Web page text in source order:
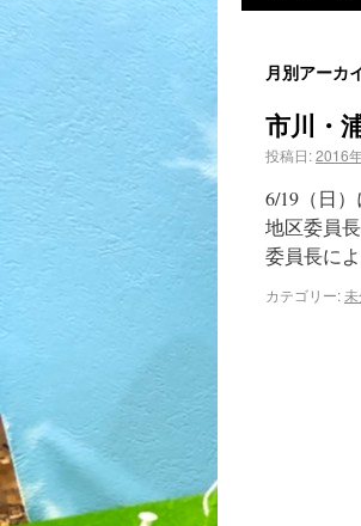
月別アーカ
市川・
投稿日:2016
6/19（日
地区委員
委員長に
カテゴリー: